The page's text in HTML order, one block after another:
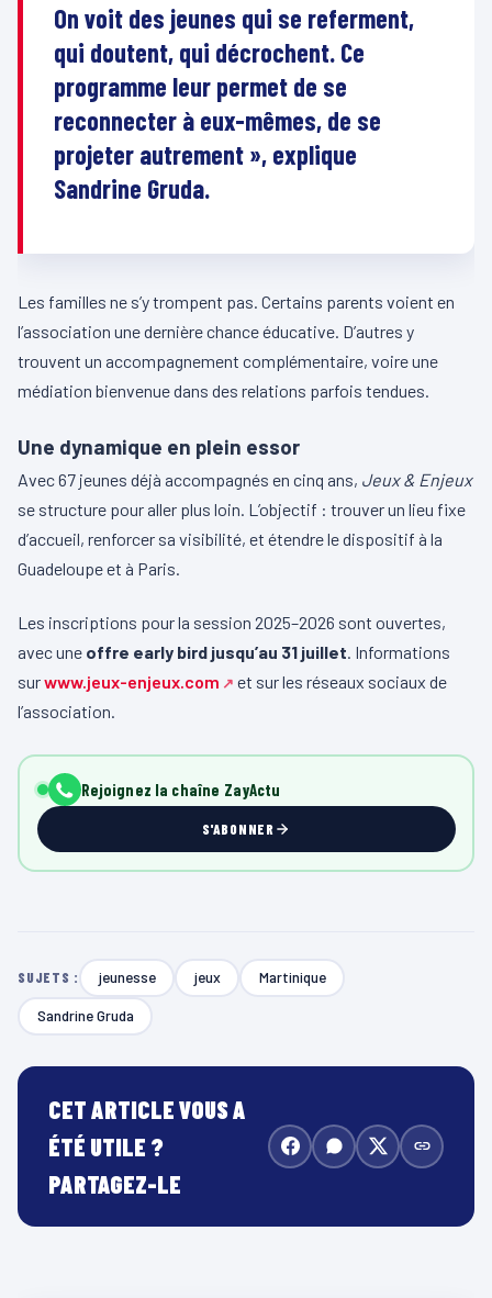
On voit des jeunes qui se referment,
qui doutent, qui décrochent. Ce
programme leur permet de se
reconnecter à eux-mêmes, de se
projeter autrement », explique
Sandrine Gruda.
Les familles ne s’y trompent pas. Certains parents voient en
l’association une dernière chance éducative. D’autres y
trouvent un accompagnement complémentaire, voire une
médiation bienvenue dans des relations parfois tendues.
Une dynamique en plein essor
Avec 67 jeunes déjà accompagnés en cinq ans, Jeux & Enjeux
se structure pour aller plus loin. L’objectif : trouver un lieu fixe
d’accueil, renforcer sa visibilité, et étendre le dispositif à la
Guadeloupe et à Paris.
Les inscriptions pour la session 2025–2026 sont ouvertes,
avec une offre early bird jusqu’au 31 juillet . Informations
surwww.jeux-enjeux.com
et sur les réseaux sociaux de
l’association.
Rejoignez la chaîne ZayActu
S'ABONNER
SUJETS : jeunesse jeux Martinique
Sandrine Gruda
CET ARTICLE VOUS A
ÉTÉ UTILE ?
PARTAGEZ-LE